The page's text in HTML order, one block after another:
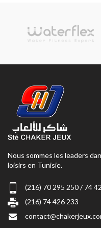
Nous sommes les leaders
loisirs en Tunisie.
(216) 70 295 250 / 74
(216) 74 426 233